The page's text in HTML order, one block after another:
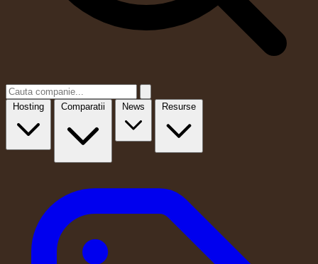
Hosting Comparatii News Resurse